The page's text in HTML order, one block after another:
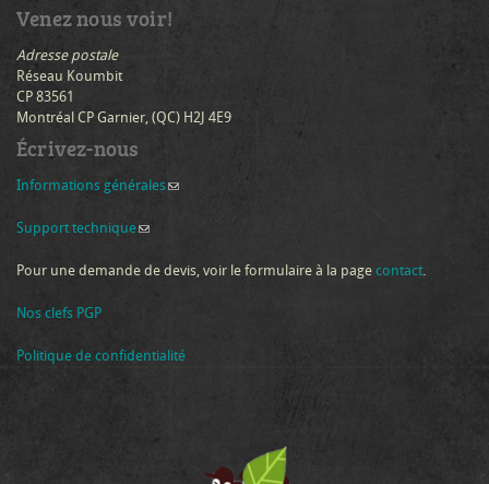
Venez nous voir!
Adresse postale
Réseau Koumbit
CP 83561
Montréal CP Garnier, (QC) H2J 4E9
Écrivez-nous
Informations générales(link sends e-mail)
Support technique(link sends e-mail)
Pour une demande de devis, voir le formulaire à la page contact.
Nos clefs PGP
Politique de confidentialité